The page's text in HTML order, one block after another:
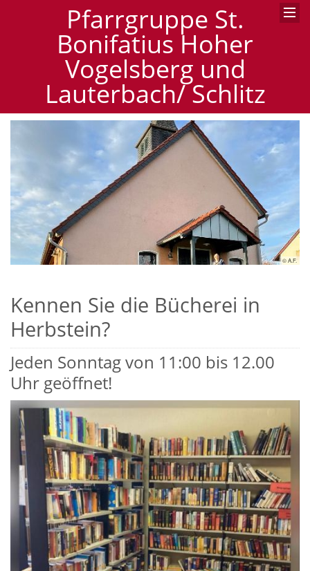
Pfarrgruppe St.
Bonifatius Hoher
Vogelsberg und
Lauterbach/ Schlitz
© A.F.
Kennen Sie die Bücherei in
Herbstein?
Jeden Sonntag von 11:00 bis 12.00
Uhr geöffnet!